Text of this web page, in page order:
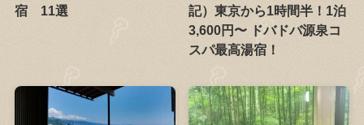
宿 11選
記）東京から1時間半！1泊
3,600円〜 ドバドバ源泉コ
スパ最高湯宿！